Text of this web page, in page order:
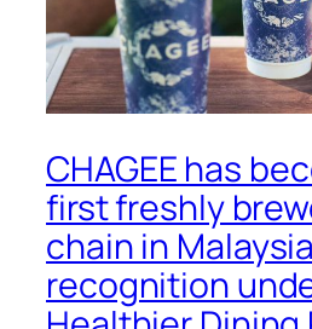
CHAGEE has
first freshly
chain in
recognition